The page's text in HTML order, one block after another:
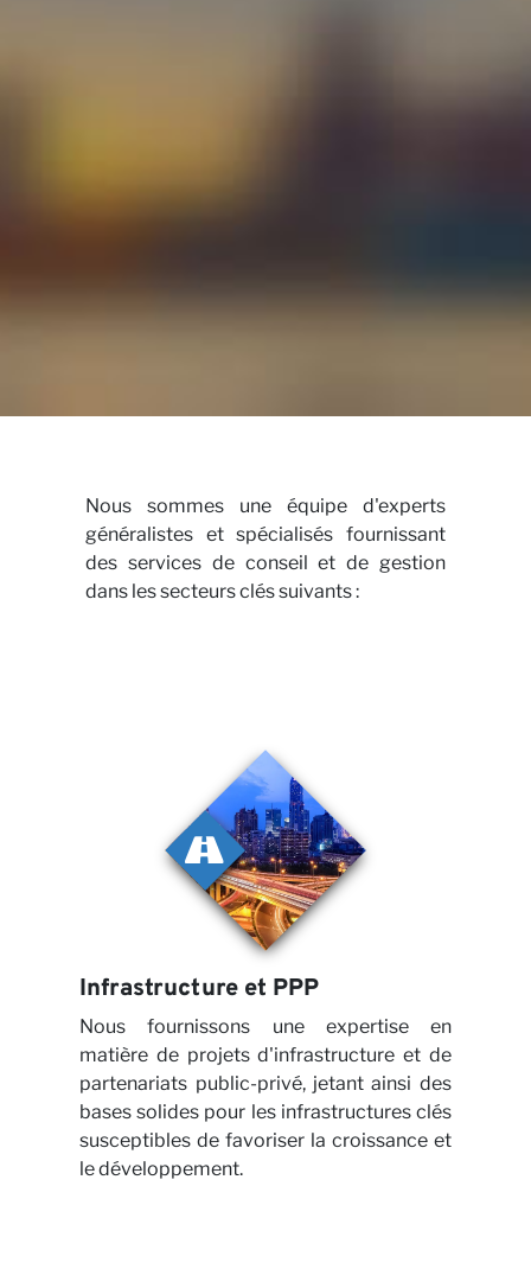
nous
Nos
Nous sommes une équipe d'experts
généralistes et spécialisés fournissant
des services de conseil et de gestion
dans les secteurs clés suivants :
Infrastructure et PPP
Nous fournissons une expertise en
matière de projets d'infrastructure et de
partenariats public-privé, jetant ainsi des
bases solides pour les infrastructures clés
susceptibles de favoriser la croissance et
le développement.